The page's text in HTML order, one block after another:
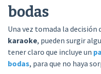
bodas
Una vez tomada la
karaoke, pueden surgir
tener claro que incluye un
bodas, para que no haya